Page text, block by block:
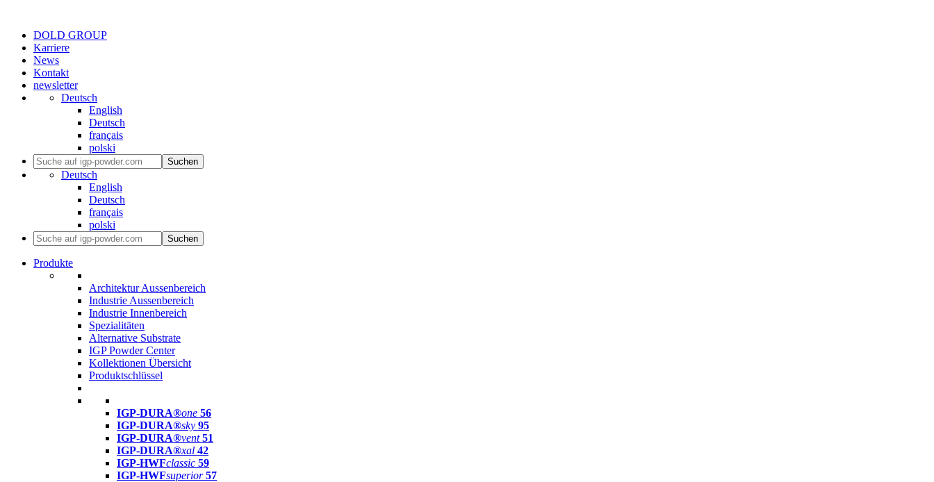
DOLD GROUP
Karriere
News
Kontakt
newsletter
Deutsch
English
Deutsch
français
polski
Suchen
Deutsch
English
Deutsch
français
polski
Suchen
Produkte
Architektur Aussenbereich
Industrie Aussenbereich
Industrie Innenbereich
Spezialitäten
Alternative Substrate
IGP Powder Center
Kollektionen Übersicht
Produktschlüssel
IGP-DURA®one 56
IGP-DURA®sky 95
IGP-DURA®vent 51
IGP-DURA®xal 42
IGP-HWFclassic 59
IGP-HWFsuperior 57